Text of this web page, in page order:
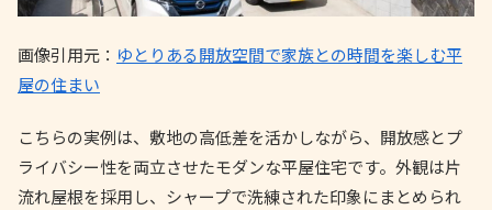
画像引用元： ゆとりある開放空間で家族との時間を楽しむ平
屋の住まい
こちらの実例は、敷地の高低差を活かしながら、開放感とプ
ライバシー性を両立させたモダンな平屋住宅です。外観は片
流れ屋根を採用し、シャープで洗練された印象にまとめられ